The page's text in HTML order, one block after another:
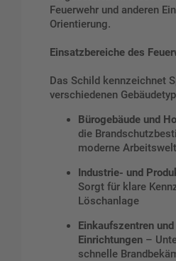
Feuerwehr und anderen
Orientierung.
Einsatzbereiche des
Das Schild kennzeichnet
verschiedenen
Bürogebäude und
die
moderne
Industrie- und
Sorgt für klare
Löschanlage
Einkaufszentren
Einrichtungen –
schnelle